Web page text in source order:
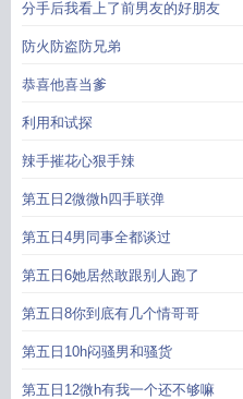
分手后我看上了前男友的好朋友
防火防盗防兄弟
恭喜他喜当爹
利用和试探
辣手摧花心狠手辣
第五日2微微h四手联弹
第五日4男同事全都谈过
第五日6她居然敢跟别人跑了
第五日8你到底有几个情哥哥
第五日10h闷骚男和骚货
第五日12微h有我一个还不够嘛